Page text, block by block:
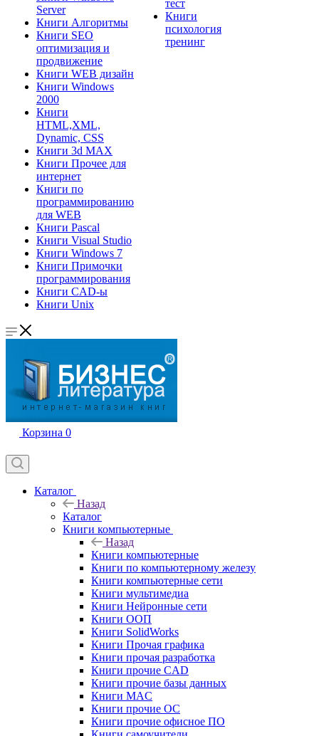
Server
Книги Алгоритмы
Книги SEO
оптимизация и
продвижение
Книги WEB дизайн
Книги Windows
2000
Книги
HTML,XML,
Dynamic, CSS
Книги 3d MAX
Книги Прочее для
интернет
Книги по
программированию
для WEB
Книги Pascal
Книги Visual Studio
Книги Windows 7
Книги Примочки
программирования
Книги CAD-ы
Книги Unix
тест
Книги
психология
тренинг
Корзина 0
Каталог
Назад
Каталог
Книги компьютерные
Назад
Книги компьютерные
Книги по компьютерному железу
Книги компьютерные сети
Книги мультимедиа
Книги Нейронные сети
Книги ООП
Книги SolidWorks
Книги Прочая графика
Книги прочая разработка
Книги прочие CAD
Книги прочие базы данных
Книги MAC
Книги прочие ОС
Книги прочие офисное ПО